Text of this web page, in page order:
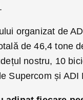
organizat de
de 46,4 tone
nostru, 10
Supercom și